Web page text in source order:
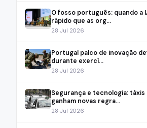
O fosso português: quando a
rápido que as org...
28 Jul 2026
Portugal palco de inovação
durante exercí...
28 Jul 2026
Segurança e tecnologia:
ganham novas regra...
28 Jul 2026